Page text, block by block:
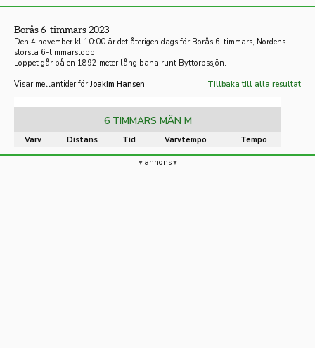
Borås 6-timmars 2023
Den 4 november kl 10:00 är det återigen dags för Borås 6-timmars, Nordens
största 6-timmarslopp.
Loppet går på en 1892 meter lång bana runt Byttorpssjön.
Visar mellantider för Joakim Hansen Tillbaka till alla resultat
6 TIMMARS MÄN M
Varv Distans Tid Varvtempo Tempo
annons